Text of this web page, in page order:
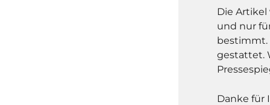
Die
und nur
bestimmt.
gestattet.
Danke für